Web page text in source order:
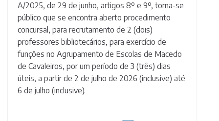
A/2025, de 29 de junho, artigos 8º e 9º, torna-se
público que se encontra aberto procedimento
concursal, para recrutamento de 2 (dois)
professores bibliotecários, para exercício de
funções no Agrupamento de Escolas de Macedo
de Cavaleiros, por um período de 3 (três) dias
úteis, a partir de 2 de julho de 2026 (inclusive) até
6 de julho (inclusive).